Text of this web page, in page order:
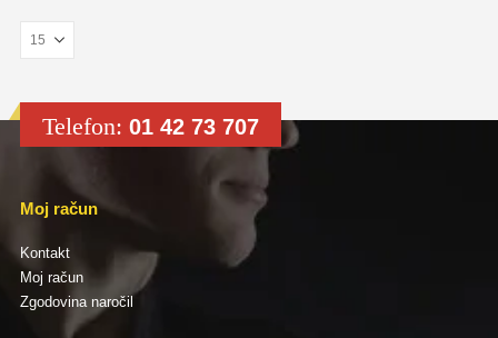
Telefon: 01 42 73 707
Moj račun
Kontakt
Moj račun
Zgodovina naročil